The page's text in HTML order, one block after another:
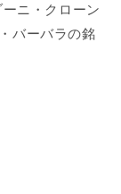
ニ・クローン
バーバラの銘